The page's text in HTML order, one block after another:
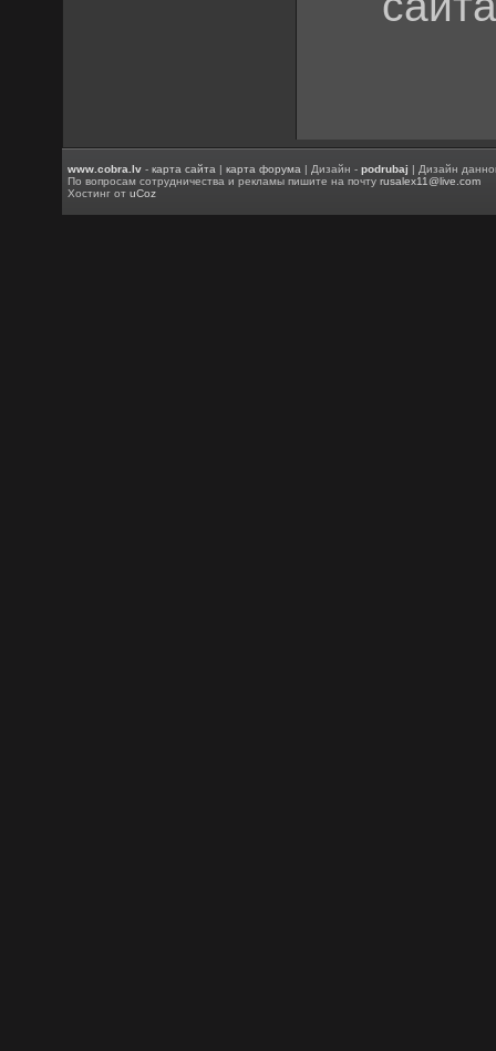
www.cobra.lv -карта сайта |карта форума | Дизайн -podrubaj | Дизайн
По вопросам сотрудничества и рекламы пишите на почтуrusalex11@live.com
Хостинг отuCoz